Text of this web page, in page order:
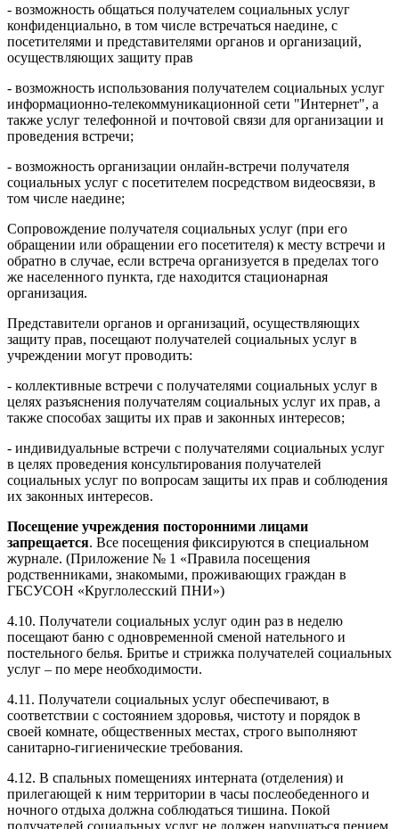
- возможность общаться получателем социальных услуг
конфиденциально, в том числе встречаться наедине, с
посетителями и представителями органов и организаций,
осуществляющих защиту прав
- возможность использования получателем социальных услуг
информационно-телекоммуникационной сети "Интернет", а
также услуг телефонной и почтовой связи для организации и
проведения встречи;
- возможность организации онлайн-встречи получателя
социальных услуг с посетителем посредством видеосвязи, в
том числе наедине;
Сопровождение получателя социальных услуг (при его
обращении или обращении его посетителя) к месту встречи и
обратно в случае, если встреча организуется в пределах того
же населенного пункта, где находится стационарная
организация.
Представители органов и организаций, осуществляющих
защиту прав, посещают получателей социальных услуг в
учреждении могут проводить:
- коллективные встречи с получателями социальных услуг в
целях разъяснения получателям социальных услуг их прав, а
также способах защиты их прав и законных интересов;
- индивидуальные встречи с получателями социальных услуг
в целях проведения консультирования получателей
социальных услуг по вопросам защиты их прав и соблюдения
их законных интересов.
Посещение учреждения посторонними лицами
запрещается. Все посещения фиксируются в специальном
журнале. (Приложение № 1 «Правила посещения
родственниками, знакомыми, проживающих граждан в
ГБСУСОН «Круглолесский ПНИ»)
4.10. Получатели социальных услуг один раз в неделю
посещают баню с одновременной сменой нательного и
постельного белья. Бритье и стрижка получателей социальных
услуг – по мере необходимости.
4.11. Получатели социальных услуг обеспечивают, в
соответствии с состоянием здоровья, чистоту и порядок в
своей комнате, общественных местах, строго выполняют
санитарно-гигиенические требования.
4.12. В спальных помещениях интерната (отделения) и
прилегающей к ним территории в часы послеобеденного и
ночного отдыха должна соблюдаться тишина. Покой
получателей социальных услуг не должен нарушаться пением,